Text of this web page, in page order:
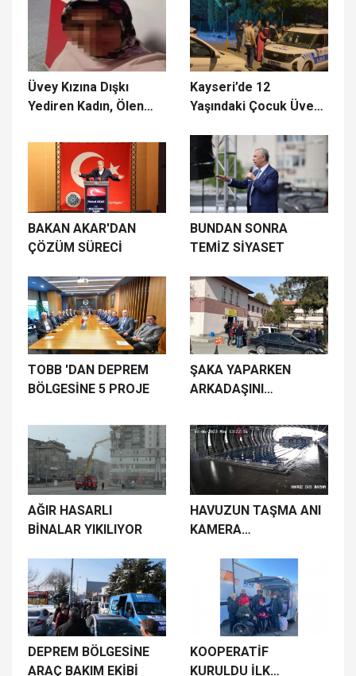
Üvey Kızına Dışkı
Yediren Kadın, Ölen
Yeniden Yargılanacak
Kayseri’de 12
Yaşındaki Çocuk Üvey
Öldürdü
BAKAN AKAR'DAN
ÇÖZÜM SÜRECİ
BUNDAN SONRA
TEMİZ SİYASET
TOBB 'DAN DEPREM
BÖLGESİNE 5 PROJE
ŞAKA YAPARKEN
ARKADAŞINI
AĞIR HASARLI
BİNALAR YIKILIYOR
HAVUZUN TAŞMA ANI
KAMERA
DEPREM BÖLGESİNE
ARAÇ BAKIM EKİBİ
KOOPERATİF
KURULDU İLK